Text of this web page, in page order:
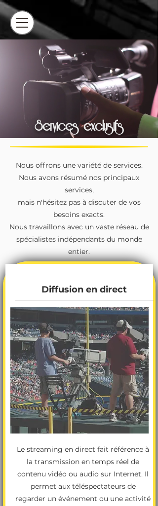
Services exclusifs
Nous offrons une variété de services.
Nous avons résumé nos principaux
services,
mais n'hésitez pas à discuter de vos
besoins exacts.
Nous travaillons avec un vaste réseau de
spécialistes indépendants du monde
entier.
Diffusion en direct
Le streaming en direct fait référence à
la transmission en temps réel de
contenu vidéo ou audio sur Internet. Il
permet aux téléspectateurs de
regarder un événement ou une activité